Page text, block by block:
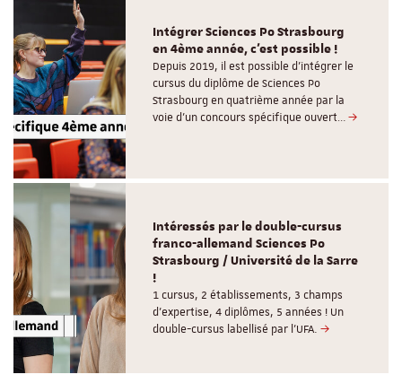
Intégrer Sciences Po Strasbourg
en 4ème année, c'est possible !
Depuis 2019, il est possible d’intégrer le
cursus du diplôme de Sciences Po
Strasbourg en quatrième année par la
voie d’un concours spécifique ouvert…
Intéressés par le double-cursus
franco-allemand Sciences Po
Strasbourg / Université de la Sarre
!
1 cursus, 2 établissements, 3 champs
d’expertise, 4 diplômes, 5 années ! Un
double-cursus labellisé par l'UFA.